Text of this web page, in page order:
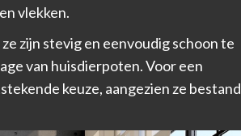
vlekken.
zijn stevig en eenvoudig schoon te
van huisdierpoten. Voor een
keuze, aangezien ze bestand